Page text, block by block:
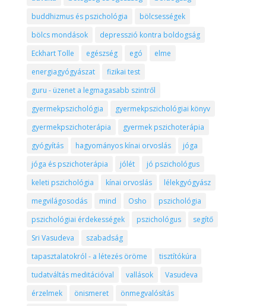
buddhizmus és pszichológia
bölcsességek
bölcs mondások
depresszió kontra boldogság
Eckhart Tolle
egészség egó
elme
energiagyógyászat
fizikai test
guru - üzenet a legmagasabb szintről
gyermekpszichológia
gyermekpszichológiai könyv
gyermekpszichoterápia
gyermek pszichoterápia
gyógyítás
hagyományos kínai orvoslás
jóga
jóga és pszichoterápia
jólét
jó pszichológus
keleti pszichológia
kínai orvoslás
lélekgyógyász
megvilágosodás
mind Osho
pszichológia
pszichológiai érdekességek
pszichológus
segítő
Sri Vasudeva
szabadság
tapasztalatokról - a létezés öröme
tisztítókúra
tudatváltás meditációval
vallások
Vasudeva
érzelmek
önismeret
önmegvalósítás